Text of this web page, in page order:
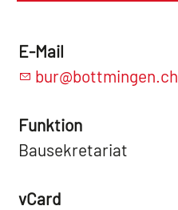
E-Mail
bur@bottmingen.ch
Funktion
Bausekretariat
vCard